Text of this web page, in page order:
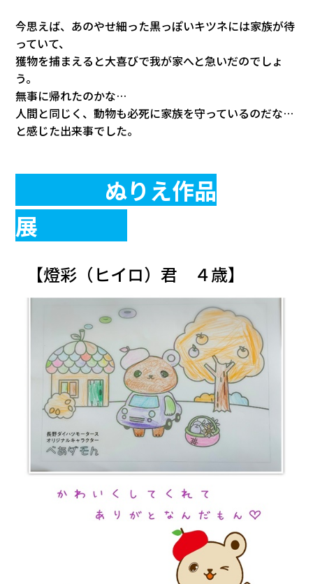
今思えば、あのやせ細った黒っぽいキツネには家族が待
っていて、
獲物を捕まえると大喜びで我が家へと急いだのでしょ
う。
無事に帰れたのかな…
人間と同じく、動物も必死に家族を守っているのだな…
と感じた出来事でした。
ぬりえ作品
展
【燈彩（ヒイロ）君 ４歳】